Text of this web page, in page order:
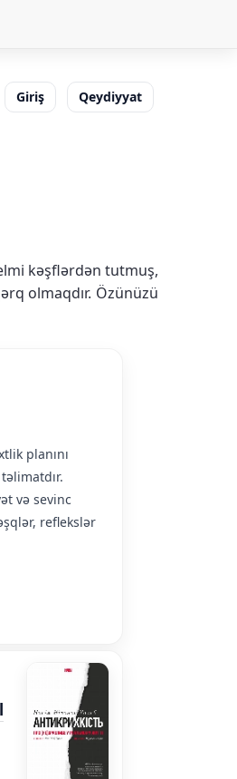
Giriş Qeydiyyat
kəşflərdən tutmuş,
olmaqdır. Özünüzü
planını
və sevinc
reflekslər